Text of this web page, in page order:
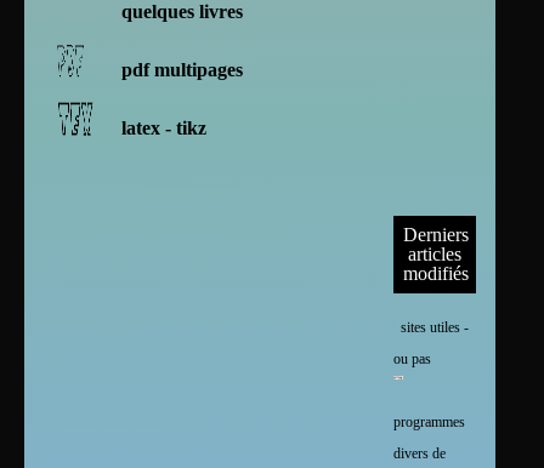
quelques livres
pdf multipages
latex - tikz
Derniers
articles
modifiés
sites utiles -
ou pas
programmes
divers de